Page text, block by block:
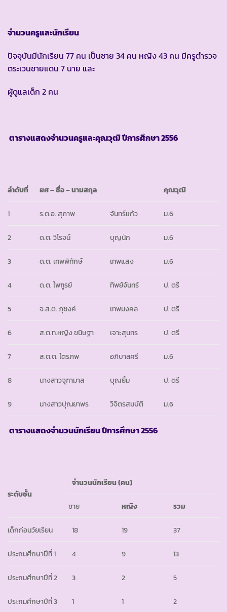
จำนวนครูและนักเรียน
ปัจจุบันมีนักเรียน 77 คน เป็นชาย 34 คน หญิง 43 คน มีครูตำรวจ
ตระเวนชายแดน 7 นาย และ
ผู้ดูแลเด็ก 2 คน
ตารางแสดงจำนวนครูและคุณวุฒิ ปีการศึกษา2556
ลำดับที่ ยศ– ชื่อ – นามสกุล คุณวุฒิ
1 ร.ต.อ. สุภาพ จันทร์แก้ว ม.6
2 ด.ต. วิโรจน์ บุญนัก ม.6
3 ด.ต. เทพพิทักษ์ เทพแสง ม.6
4 ด.ต. ไพฑูรย์ ทิพย์จันทร์ ป. ตรี
5 จ.ส.ต. ภุชงค์ เทพมงคล ป. ตรี
6 ส.ต.ท.หญิง ขนิษฐา เจาะสุนทร ป. ตรี
7 ส.ต.ต. ไตรภพ อภิบาลศรี ม.6
8 นางสาวจุฑามาส บุญยิ้ม ป. ตรี
9 นางสาวปุณยาพร วิจิตรสมบัติ ม.6
ตารางแสดงจำนวนนักเรียน ปีการศึกษา2556
ระดับชั้น
จำนวนนักเรียน(คน)
ชาย หญิง รวม
เด็กก่อนวัยเรียน 18 19 37
ประถมศึกษาปีที่ 1 4 9 13
ประถมศึกษาปีที่ 2 3 2 5
ประถมศึกษาปีที่ 3 1 1 2